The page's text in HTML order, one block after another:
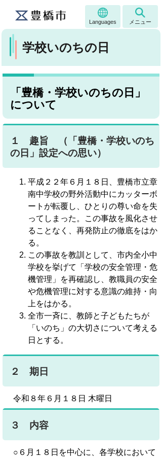
Languages メニュー
学校いのちの日
「豊橋・学校いのちの日」
について
１ 趣旨 （「豊橋・学校いのち
の日」設定への思い）
平成２２年６月１８日、豊橋市立章
南中学校の野外活動中にカッターボ
ートが転覆し、ひとりの尊い命を失
ってしまった。この事故を風化させ
ることなく、再発防止の徹底をはか
る。
この事故を教訓として、市内全小中
学校を挙げて「学校の安全管理・危
機管理」を再確認し、教職員の安全
や危機管理に対する意識の維持・向
上をはかる。
全市一斉に、教師と子どもたちが
「いのち」の大切さについて考える
日とする。
２ 期日
令和８年６月１８日 木曜日
３ 内容
○６月１８日を中心に、各学校において